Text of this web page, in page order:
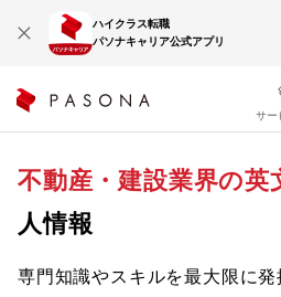
ハイクラス転職
パソナキャリア公式アプリ
サー
不動産・建設業界の英
人情報
専門知識やスキルを最大限に